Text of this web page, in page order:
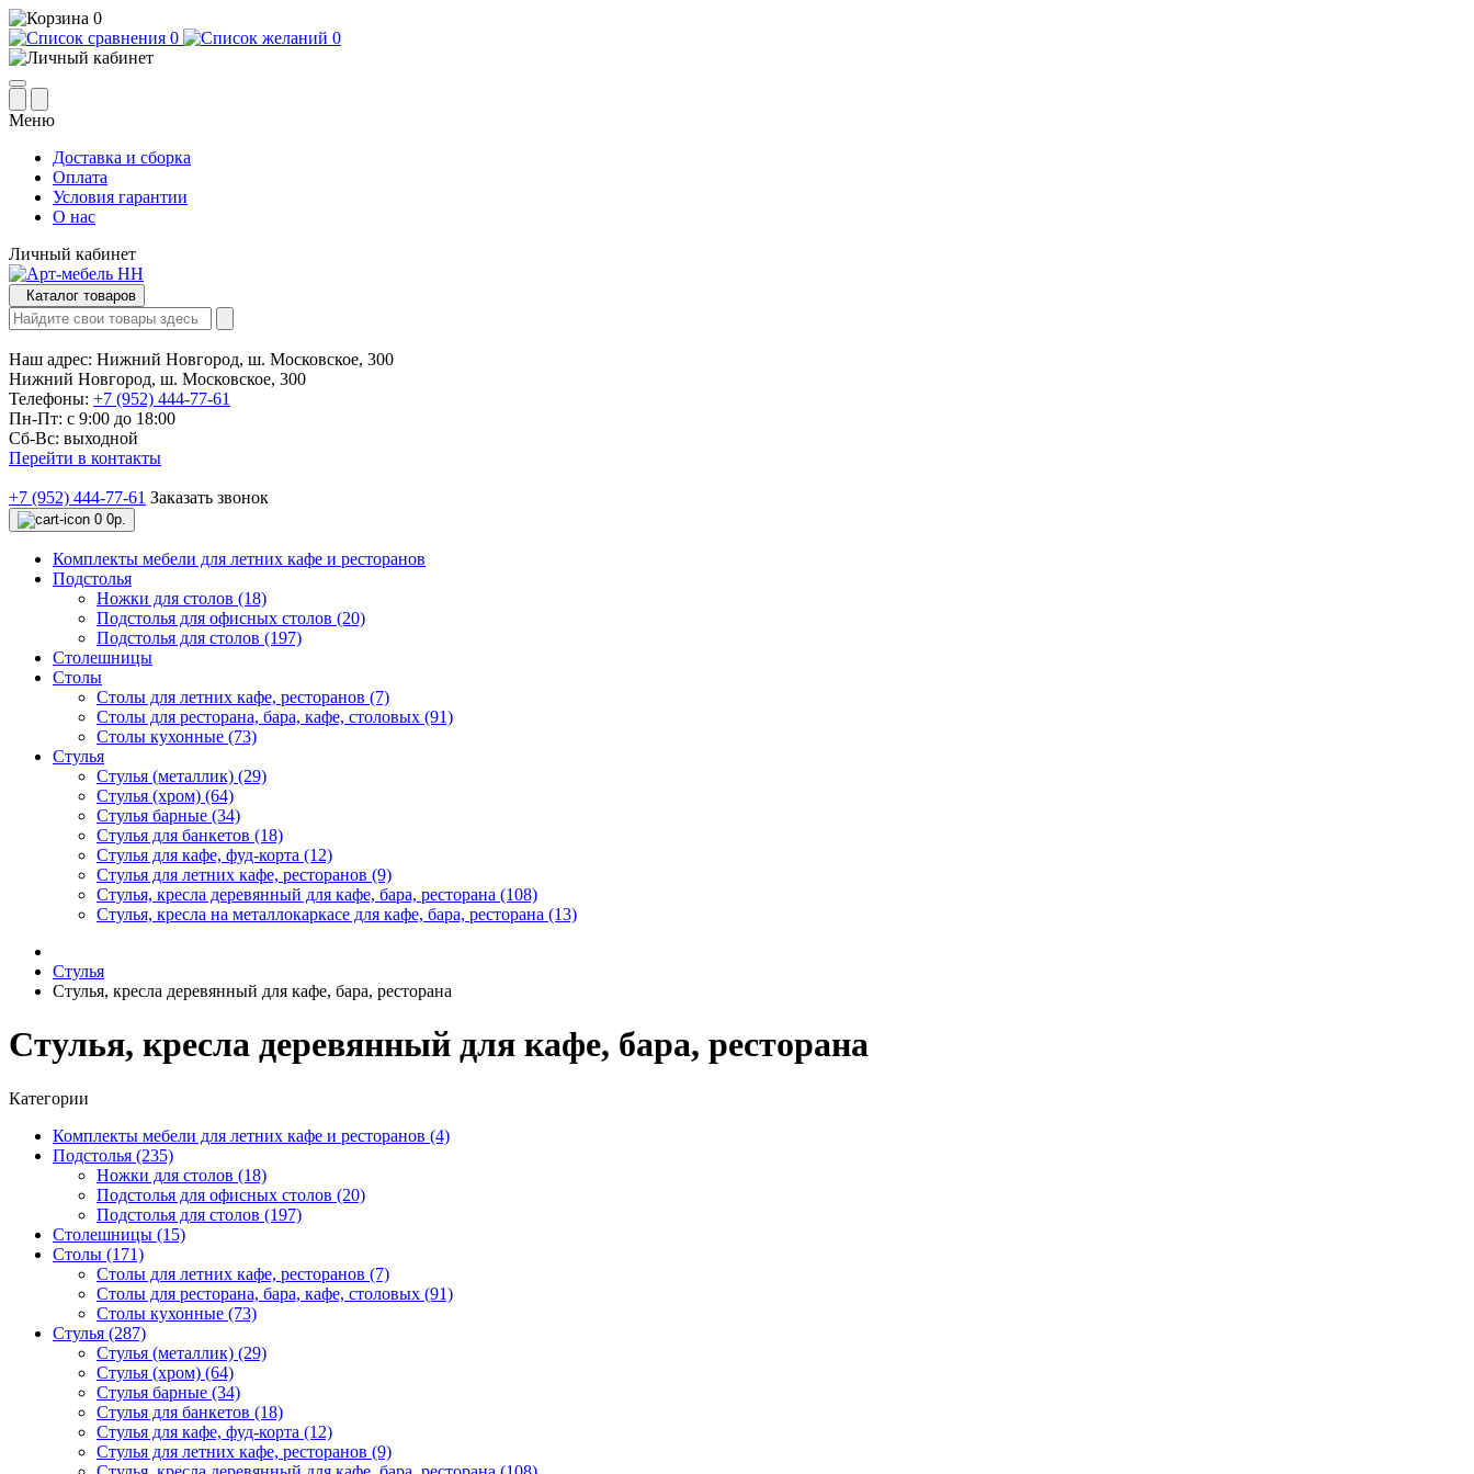
0
0
0
Меню
Доставка и сборка
Оплата
Условия гарантии
О нас
Личный кабинет
Каталог товаров
Наш адрес: Нижний Новгород, ш. Московское, 300
Нижний Новгород, ш. Московское, 300
Телефоны: +7 (952) 444-77-61
Пн-Пт: с 9:00 до 18:00
Сб-Вс: выходной
Перейти в контакты
+7 (952) 444-77-61 Заказать звонок
0 0р.
Комплекты мебели для летних кафе и ресторанов
Подстолья
Ножки для столов (18)
Подстолья для офисных столов (20)
Подстолья для столов (197)
Столешницы
Столы
Столы для летних кафе, ресторанов (7)
Столы для ресторана, бара, кафе, столовых (91)
Столы кухонные (73)
Стулья
Стулья (металлик) (29)
Стулья (хром) (64)
Стулья барные (34)
Стулья для банкетов (18)
Стулья для кафе, фуд-корта (12)
Стулья для летних кафе, ресторанов (9)
Стулья, кресла деревянный для кафе, бара, ресторана (108)
Стулья, кресла на металлокаркасе для кафе, бара, ресторана (13)
Стулья
Стулья, кресла деревянный для кафе, бара, ресторана
Стулья, кресла деревянный для кафе, бара, ресторана
Категории
Комплекты мебели для летних кафе и ресторанов (4)
Подстолья (235)
Ножки для столов (18)
Подстолья для офисных столов (20)
Подстолья для столов (197)
Столешницы (15)
Столы (171)
Столы для летних кафе, ресторанов (7)
Столы для ресторана, бара, кафе, столовых (91)
Столы кухонные (73)
Стулья (287)
Стулья (металлик) (29)
Стулья (хром) (64)
Стулья барные (34)
Стулья для банкетов (18)
Стулья для кафе, фуд-корта (12)
Стулья для летних кафе, ресторанов (9)